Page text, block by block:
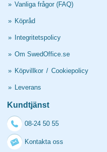
» Vanliga frågor (FAQ)
» Köpråd
» Integritetspolicy
» Om SwedOffice.se
» Köpvillkor / Cookiepolicy
» Leverans
Kundtjänst
08-24 50 55
Kontakta oss